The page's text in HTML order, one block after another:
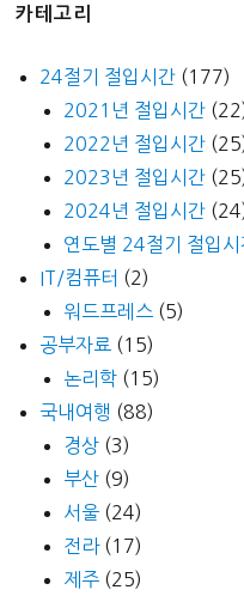
카테고리
24절기 절입시간 (177)
2021년 절입시간
2022년 절입시간
2023년 절입시간
2024년 절입시간
연도별 24절기 절입시
IT/컴퓨터 (2)
워드프레스 (5)
공부자료 (15)
논리학 (15)
국내여행 (88)
경상 (3)
부산 (9)
서울 (24)
전라(17)
제주 (25)